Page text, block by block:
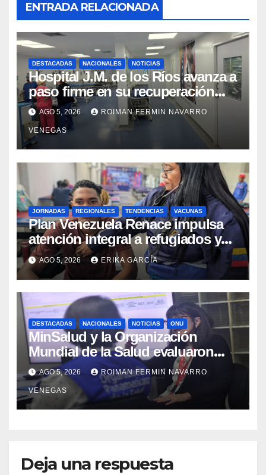
ENTRADA RELACIONADA
DESTACADAS NACIONALES NOTICIAS
Hospital J.M. de los Ríos avanza a
paso firme en su recuperación
tras los recientes eventos
sísmicos
AGO 5, 2026 ROIMAN FERMIN NAVARRO
VENEGAS
JORNADAS REGIONALES TENDENCIAS VACUNAS
​Plan Venezuela Renace impulsa
atención integral a refugiados y
evaluación de vacunación en
Aragua
AGO 5, 2026 ERIKA GARCÍA
DESTACADAS NACIONALES NOTICIAS ONU
MinSalud y la Organización
Mundial de la Salud evaluaron
propuesta técnica integral en
materia de agua saneamiento e
higiene ante contingencia sísmica
AGO 5, 2026 ROIMAN FERMIN NAVARRO
VENEGAS
Deja una respuesta